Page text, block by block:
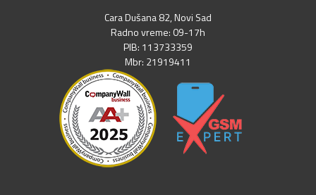
Cara Dušana 82, Novi Sad
Radno vreme: 09-17h
PIB: 113733359
Mbr: 21919411